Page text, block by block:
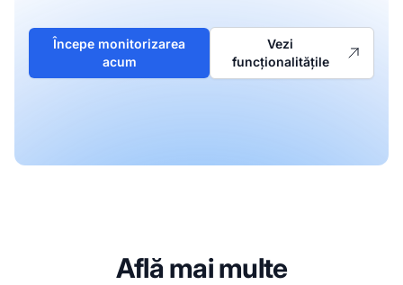
Începe monitorizarea
acum
Vezi
funcționalitățile
Află mai multe